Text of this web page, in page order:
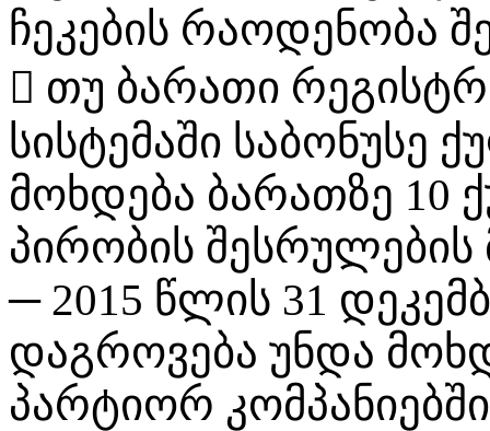
ჩეკების რაოდენობა
 თუ ბარათი
სისტემაში საბონუსე
მოხდება ბარათზე 10
პირობის შესრულების
─ 2015 წლის 31
დაგროვება უნდა
პარტიორ